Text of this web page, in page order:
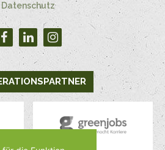
Datenschutz